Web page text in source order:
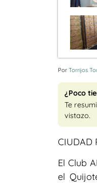
Por Torrijos
¿Poco
Te
vistazo.
CIUDAD
El Club
el